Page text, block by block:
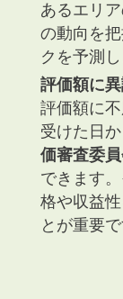
あるエリ
の動向を
クを予測し
評価額に
評価額に
受けた日
価審査委
できます
格や収益
とが重要で